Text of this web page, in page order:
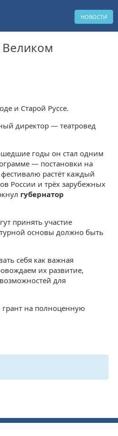
НОВОСТИ
Великом
и Старой Руссе.
директор — театровед
годы он стал одним
— постановки на
растёт каждый
России и трёх зарубежных
губернатор
принять участие
основы должно быть
себя как важная
их развитие,
для
грант на полноценную